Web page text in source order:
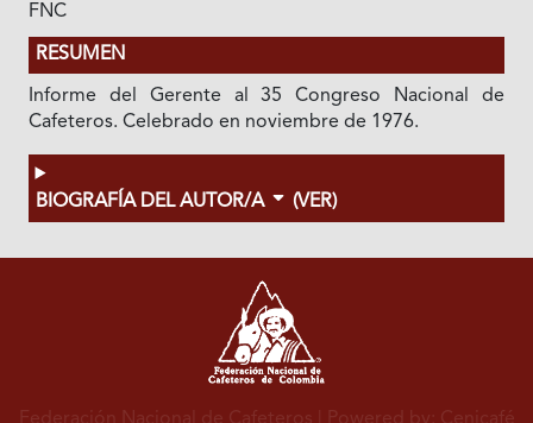
FNC
RESUMEN
Informe del Gerente al 35 Congreso Nacional de
Cafeteros. Celebrado en noviembre de 1976.
BIOGRAFÍA DEL AUTOR/A (VER)
Federación Nacional de Cafeteros | Powered by: Cenicafé